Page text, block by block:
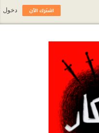
اشترك الآن دخول